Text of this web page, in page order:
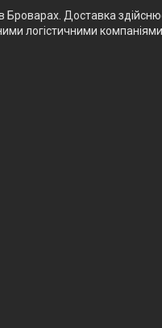
Доставка
логістичними